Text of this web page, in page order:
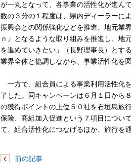
が一丸となって、各事業の活性化が進ん
数の３分の１程度は、県内ディーラーに
振興会との関係強化などを推進、地元業
ｎ』となるような取り組みを推進し、地
を進めていきたい」（長野理事長）とす
業界全体と協調しながら、事業活性化を図
一方で、組合員による事業利用活性化
了した。同キャンペーンは６月１日から
の獲得ポイントの上位５０社を石垣島旅
保険、商組加入促進という７項目につい
て、組合活性化につなげるほか、旅行を
前の記事